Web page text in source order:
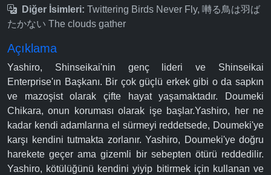
Diğer İsimleri: Twittering Birds Never Fly, 囀る鳥は羽ば
たかない The clouds gather
Açıklama
Yashiro, Shinseikai'nin genç lideri ve Shinseikai
Enterprise'ın Başkanı. Bir çok güçlü erkek gibi o da sapkın
ve mazoşist olarak çifte hayat yaşamaktadır. Doumeki
Chikara, onun koruması olarak işe başlar.Yashiro, her ne
kadar kendi adamlarına el sürmeyi reddetsede, Doumeki'ye
karşı kendini tutmakta zorlanır. Yashiro, Doumeki'ye doğru
harekete geçer ama gizemli bir sebepten ötürü reddedilir.
Yashiro, kötülüğünü kendini yiyip bitirmek için kullanan ve